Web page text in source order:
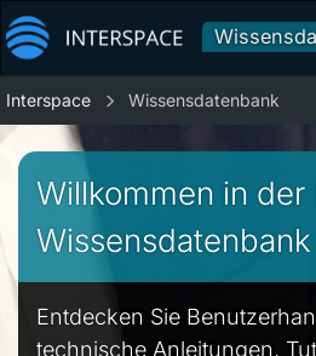
Interspace Wissensdatenbank
Willkommen in der
Wissensdatenbank
Entdecken Sie
technische Anleitungen,